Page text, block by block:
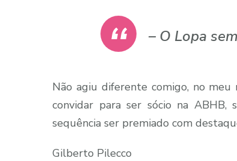
– O Lopa
Não agiu diferente comigo, no
convidar para ser sócio na
sequência ser premiado com
Gilberto Pilecco